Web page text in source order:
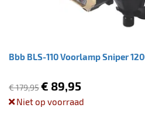
Bbb BLS-110 Voorlamp Sniper
€ 179,95€ 89,95
Niet op voorraad